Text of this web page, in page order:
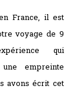
France, il est
voyage de 9
qui
empreinte
avons écrit cet